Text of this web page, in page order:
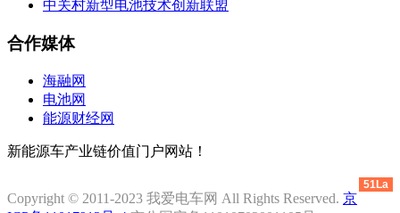
中关村新型电池技术创新联盟
合作媒体
海融网
电池网
能源财经网
新能源车产业链价值门户网站！
Copyright © 2011-2023 我爱电车网 All Rights Reserved. 京
51La